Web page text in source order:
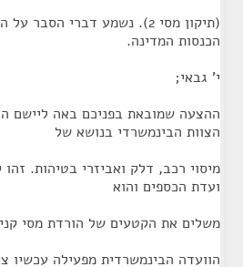
(תיקון מסי 2). נשמע דברי
הכנסות המדינה.
י' גבאי;
ההצעה שמובאת בפניכם באה ליישם
הצוות הבינמשרדי בנושא של
מיסוי רכב, דלק ואביזרי בטיהות.
ועדת הכספים והוא
משלים את הקטעים של הורדת מסי
הוועדה הבינמשרדית מפעילה עכשיו